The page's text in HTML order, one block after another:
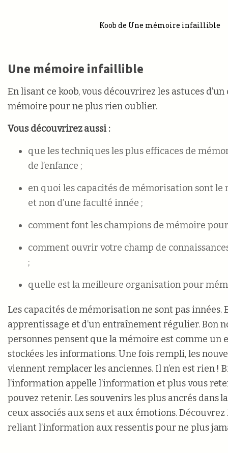
Koob de Une mémoire infaillible
Une mémoire infaillible
En lisant ce koob, vous découvrirez les astuces
mémoire pour ne plus rien oublier.
Vous découvrirez aussi :
que les techniques les plus efficaces de
de l’enfance ;
en quoi les capacités de mémorisation sont le
et non d’une faculté innée ;
comment font les champions de mémoire
comment ouvrir votre champ de
;
quelle est la meilleure organisation pour
Les capacités de mémorisation ne sont pas innées.
apprentissage et d’un entraînement régulier. Bon
personnes pensent que la mémoire est comme un
stockées les informations. Une fois rempli, les
viennent remplacer les anciennes. Il n’en est rien !
l’information appelle l’information et plus vous
pouvez retenir. Les souvenirs les plus ancrés dans
ceux associés aux sens et aux émotions.
reliant l’information aux ressentis pour ne plus